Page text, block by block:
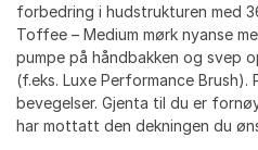
forbedring i hudstrukturen med
Toffee – Medium mørk nyanse
pumpe på håndbakken og svep
(f.eks. Luxe Performance
bevegelser. Gjenta til du er
har mottatt den dekningen du